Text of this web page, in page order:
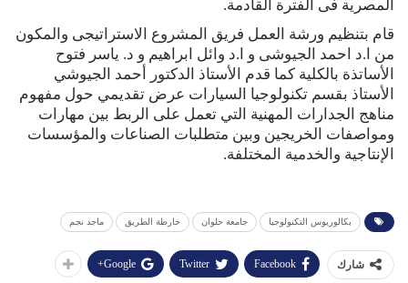
المصرية فى الفترة القادمة.
قام بتنظيم ورشة العمل فريق المشروع الاستراتيجى والمكون
من ا.د احمد الجيوشى و ا.د وائل ابراهيم و د. ياسر فتوح
الأساتذة بالكلية كما قدم الأستاذ الدكتور أحمد الجيوشي
الأستاذ بقسم تكنولوجيا السيارات عرض تقديمي حول مفهوم
مناهج الجدارات المهنية التي تعمل على الربط بين مهارات
ومواصفات الخريجين وبين متطلبات الصناعات والمؤسسات
الإنتاجية والخدمية المختلفة.
بكالوريوس التكنولوجيا جامعة حلوان خارطة الطريق ماجد نجم
شارك Facebook
Twitter
Google+